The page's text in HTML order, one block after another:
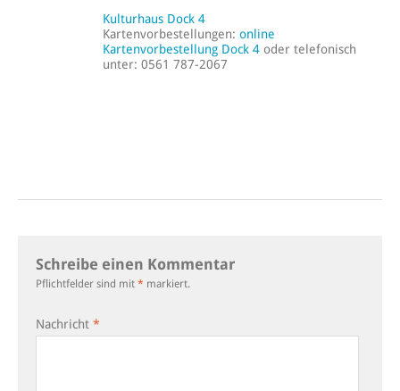
Kulturhaus Dock 4
Kartenvorbestellungen:online
Kartenvorbestellung Dock 4 oder telefonisch
unter: 0561 787-2067
Schreibe einen Kommentar
Pflichtfelder sind mit * markiert.
Nachricht *